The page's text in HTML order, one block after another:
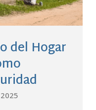
del Hogar